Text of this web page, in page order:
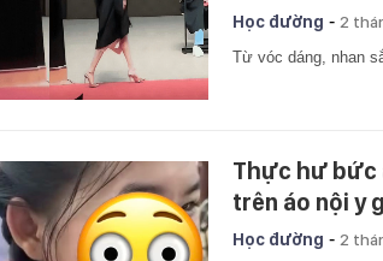
Học đường - 2
Từ vóc dáng, nhan
Thực hư bức
trên áo nội y
Học đường - 2